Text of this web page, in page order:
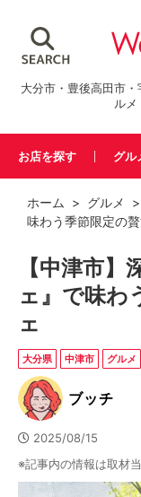
大分市・豊後高田市
ル
お店を探す グル
ホーム > グルメ
味わう季節限定の
【中津市
ェ』で味わ
ェ
大分県 中津市 グルメ
ブッチ
2025/08/15
※記事内の情報は取材